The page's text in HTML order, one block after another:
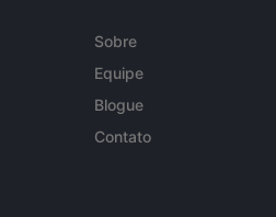
Sobre
Equipe
Blogue
Contato